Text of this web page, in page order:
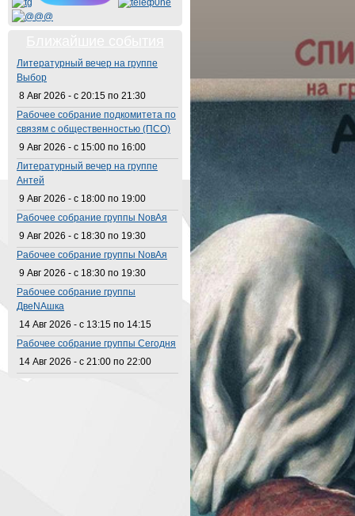
Литературный вечер на группе
Выбор
8 Авг 2026 - с 20:15 по 21:30
Рабочее собрание подкомитета по
связям с общественностью (ПСО)
9 Авг 2026 - с 15:00 по 16:00
Литературный вечер на группе
Антей
9 Авг 2026 - с 18:00 по 19:00
Рабочее собрание группы NовАя
9 Авг 2026 - с 18:30 по 19:30
Рабочее собрание группы NовАя
9 Авг 2026 - с 18:30 по 19:30
Рабочее собрание группы
ДвеNAшка
14 Авг 2026 - с 13:15 по 14:15
Рабочее собрание группы Сегодня
14 Авг 2026 - с 21:00 по 22:00